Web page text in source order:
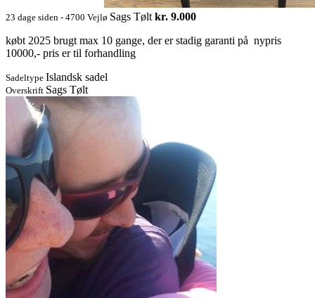
23 dage siden - 4700 Vejlø Sags Tølt kr. 9.000
købt 2025 brugt max 10 gange, der er stadig garanti på nypris
10000,- pris er til forhandling
Sadeltype Islandsk sadel
Overskrift Sags Tølt